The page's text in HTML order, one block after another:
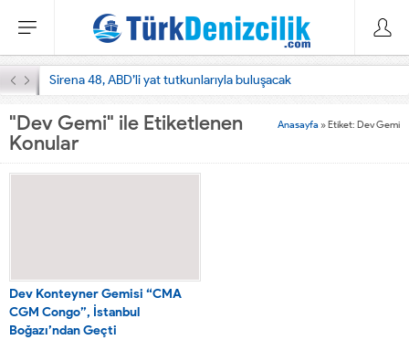
Sirena 48, ABD’li yat tutkunlarıyla buluşacak
Anasayfa »Etiket: Dev Gemi
"Dev Gemi" ile Etiketlenen
Konular
Dev Konteyner Gemisi “CMA
CGM Congo”, İstanbul
Boğazı’ndan Geçti